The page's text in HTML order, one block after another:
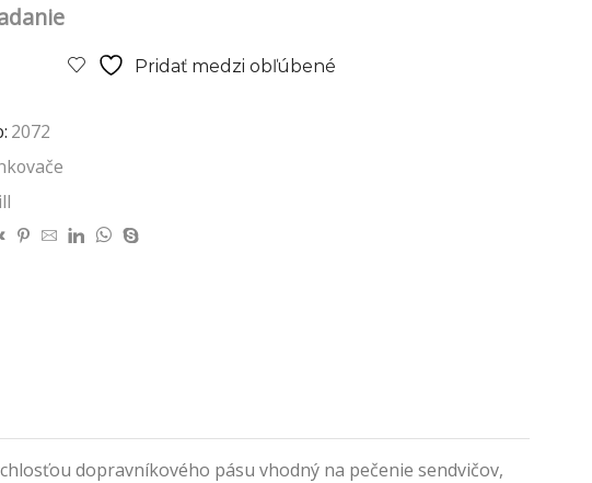
Pridať medzi obľúbené
2072
dopravníkového pásu vhodný na pečenie sendvičov,